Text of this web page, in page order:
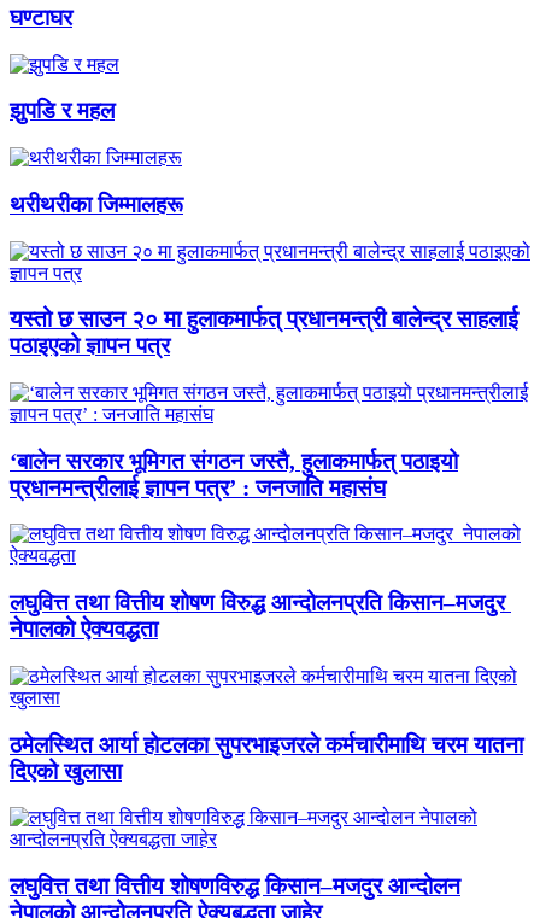
घण्टाघर
झुपडि र महल
थरीथरीका जिम्मालहरू
यस्तो छ साउन २० मा हुलाकमार्फत् प्रधानमन्त्री बालेन्द्र साहलाई
पठाइएको ज्ञापन पत्र
‘बालेन सरकार भूमिगत संगठन जस्तै, हुलाकमार्फत् पठाइयो
प्रधानमन्त्रीलाई ज्ञापन पत्र’ : जनजाति महासंघ
लघुवित्त तथा वित्तीय शोषण विरुद्ध आन्दोलनप्रति किसान–मजदुर
नेपालको ऐक्यवद्धता
ठमेलस्थित आर्या होटलका सुपरभाइजरले कर्मचारीमाथि चरम यातना
दिएको खुलासा
लघुवित्त तथा वित्तीय शोषणविरुद्ध किसान–मजदुर आन्दोलन
नेपालको आन्दोलनप्रति ऐक्यबद्धता जाहेर